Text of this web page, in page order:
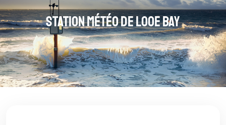
Station météo de Looe Bay